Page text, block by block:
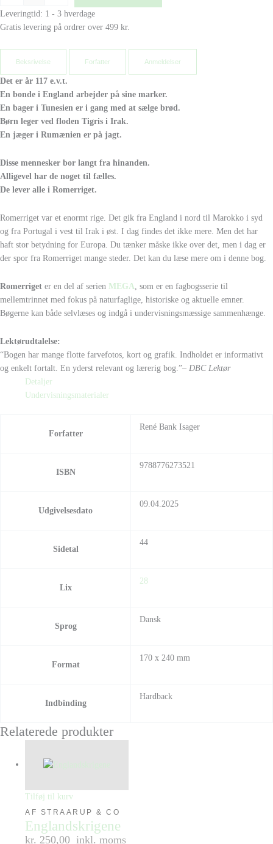
Leveringtid: 1 - 3 hverdage
Gratis levering på ordrer over 499 kr.
Beksrivelse Forfatter Anmeldelser
Det er år 117 e.v.t.
En bonde i England arbejder på sine marker.
En bager i Tunesien er i gang med at sælge brød.
Børn leger ved floden Tigris i Irak.
En jæger i Rumænien er på jagt.
Disse mennesker bor langt fra hinanden.
Alligevel har de noget til fælles.
De lever alle i Romerriget.
Romerriget var et enormt rige. Det gik fra England i nord til Marokko i syd
og fra Portugal i vest til Irak i øst. I dag findes det ikke mere. Men det har
haft stor betydning for Europa. Du tænker måske ikke over det, men i dag er
der spor fra Romerriget mange steder. Det kan du læse mere om i denne bog.
Romerriget er en del af serien MEGA , som er en fagbogsserie til
mellemtrinnet med fokus på naturfaglige, historiske og aktuelle emner.
Bøgerne kan både selvlæses og indgå i undervisningsmæssige sammenhænge.
Lektørudtalelse:
“Bogen har mange flotte farvefotos, kort og grafik. Indholdet er informativt
og enkelt fortalt. En yderst relevant og lærerig bog.”– DBC Lektør
Detaljer
Undervisningsmaterialer
Forfatter
René Bank Isager
ISBN
9788776273521
Udgivelsesdato
09.04.2025
Sidetal
44
Lix
28
Sprog
Dansk
Format
170 x 240 mm
Indbinding
Hardback
Relaterede produkter
Tilføj til kurv
AF STRAARUP & CO
Englandskrigene
kr. 250,00 inkl. moms